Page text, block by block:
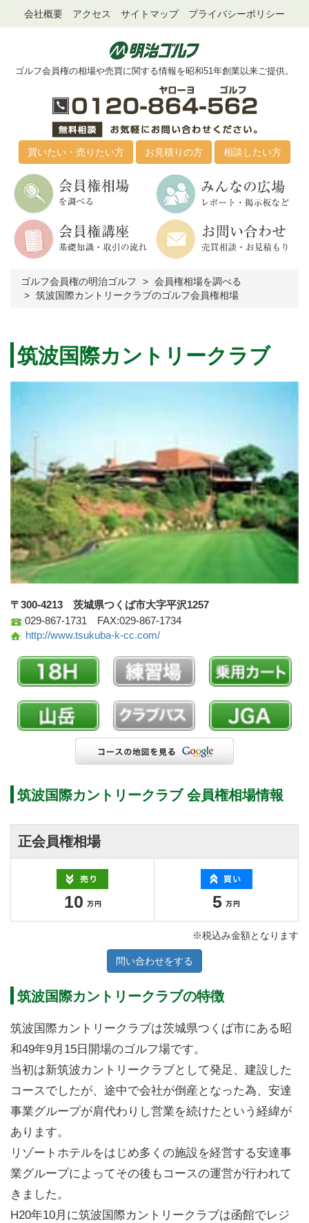
会社概要 アクセス サイトマップ プライバシーポリシー
ゴルフ会員権の相場や売買に関する情報を昭和51年創業以来ご提供。
買いたい・売りたい方 お見積りの方 相談したい方
ゴルフ会員権の明治ゴルフ
会員権相場を調べる
筑波国際カントリークラブのゴルフ会員権相場
筑波国際カントリークラブ
〒300-4213 茨城県つくば市大字平沢1257
029-867-1731 FAX:029-867-1734
http://www.tsukuba-k-cc.com/
筑波国際カントリークラブ 会員権相場情報
正会員権相場
10 5
※税込み金額となります
問い合わせをする
筑波国際カントリークラブの特徴
筑波国際カントリークラブは茨城県つくば市にある昭
和49年9月15日開場のゴルフ場です。
当初は新筑波カントリークラブとして発足、建設した
コースでしたが、途中で会社が倒産となった為、安達
事業グループが肩代わりし営業を続けたという経緯が
あります。
リゾートホテルをはじめ多くの施設を経営する安達事
業グループによってその後もコースの運営が行われて
きました。
H20年10月に筑波国際カントリークラブは函館でレジ